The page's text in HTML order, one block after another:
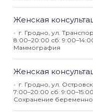
Женская
г. Гродно, ул.
8:00–20:00 сб:
Маммография
Женская
г. Гродно, ул.
7:00–20:00 сб: 9:00–15:00
Сохранение